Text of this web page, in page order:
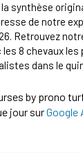
synthèse
de notre
Retrouvez
8 chevaux
dans le
by prono
jour surGoogle